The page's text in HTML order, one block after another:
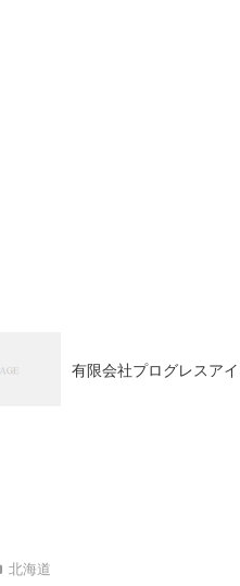
有限会社プログレスア
北海道